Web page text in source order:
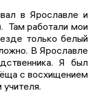
в Ярославле и
Там работали мои
только белый
В Ярославле
Я был
с восхищением